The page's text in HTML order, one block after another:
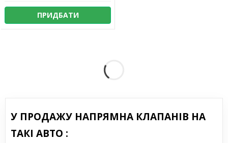
ПРИДБАТИ
У ПРОДАЖУ НАПРЯМНА КЛАПАНІВ НА
ТАКІ АВТО :